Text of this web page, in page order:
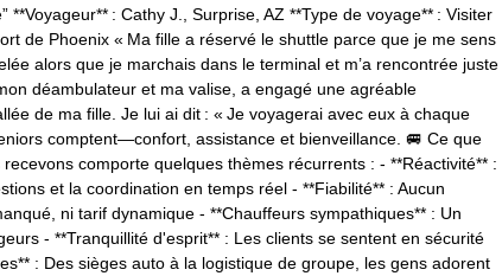
: Cathy J., Surprise, AZ **Type de voyage** : Visiter
de Phoenix « Ma fille a réservé le shuttle parce que je me sens
alors que je marchais dans le terminal et m’a rencontrée juste
déambulateur et ma valise, a engagé une agréable
de ma fille. Je lui ai dit : « Je voyagerai avec eux à chaque
comptent—confort, assistance et bienveillance. 🚐 Ce que
comporte quelques thèmes récurrents : - **Réactivité** :
et la coordination en temps réel - **Fiabilité** : Aucun
ni tarif dynamique - **Chauffeurs sympathiques** : Un
- **Tranquillité d'esprit** : Les clients se sentent en sécurité
: Des sièges auto à la logistique de groupe, les gens adorent